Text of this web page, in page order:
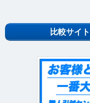
比較サイ